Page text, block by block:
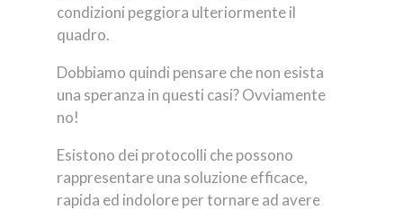
condizioni peggiora ulteriormente il
quadro.
Dobbiamo quindi pensare che non esista
una speranza in questi casi? Ovviamente
no!
Esistono dei protocolli che possono
rappresentare una soluzione efficace,
rapida ed indolore per tornare ad avere